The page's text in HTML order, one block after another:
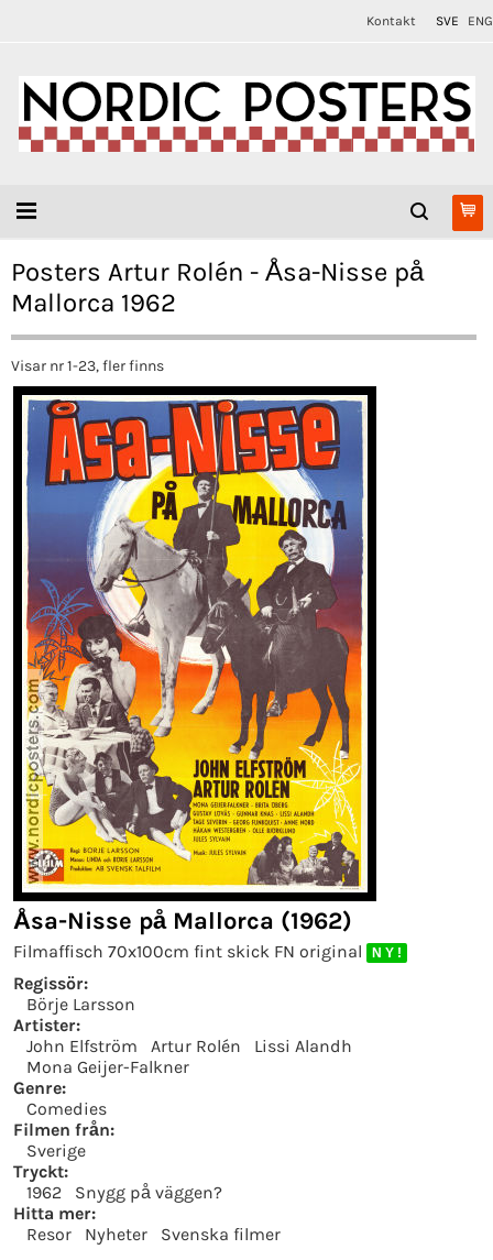
Kontakt SVE ENG
Posters Artur Rolén - Åsa-Nisse på
Mallorca 1962
Visar nr 1-23, fler finns
Åsa-Nisse på Mallorca (1962)
Filmaffisch 70x100cm fint skick FN original N Y !
Regissör:
Börje Larsson
Artister:
John Elfström
Artur Rolén
Lissi Alandh
Mona Geijer-Falkner
Genre:
Comedies
Filmen från:
Sverige
Tryckt:
1962
Snygg på väggen?
Hitta mer:
Resor
Nyheter Svenska filmer